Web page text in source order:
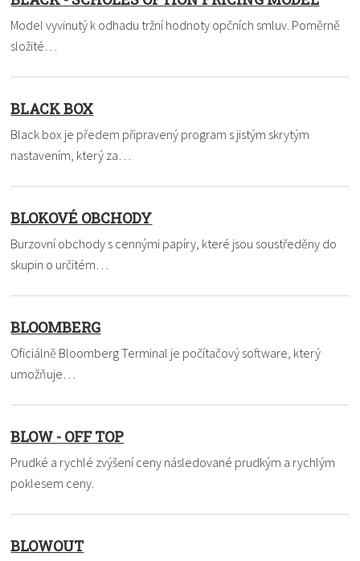
Model vyvinutý k odhadu tržní hodnoty opčních smluv. Poměrně
složité…
BLACK BOX
Black box je předem připravený program s jistým skrytým
nastavením, který za…
BLOKOVÉ OBCHODY
Burzovní obchody s cennými papíry, které jsou soustředěny do
skupin o určitém…
BLOOMBERG
Oficiálně Bloomberg Terminal je počítačový software, který
umožňuje…
BLOW - OFF TOP
Prudké a rychlé zvýšení ceny následované prudkým a rychlým
poklesem ceny.
BLOWOUT